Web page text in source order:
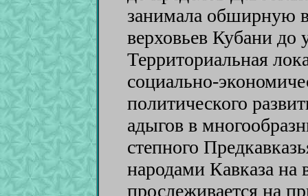
занимала обширную
верховьев Кубани до
Территориальная
социально-
политического
адыгов в
степного
народами Кавказа на
прослеживается на